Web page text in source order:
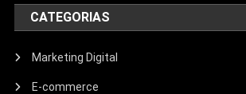
CATEGORIAS
Marketing Digital
E-commerce